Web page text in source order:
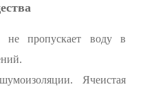
не пропускает воду в
Ячеистая